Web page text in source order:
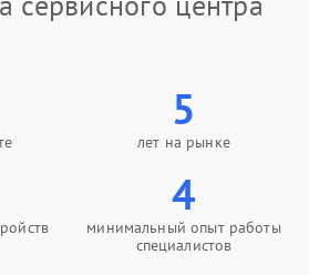
5
лет на рынке
4
минимальный опыт работы
специалистов